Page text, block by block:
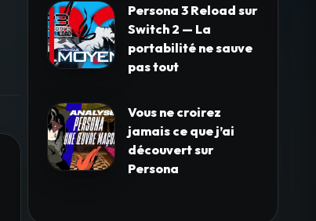
Persona 3 Reload sur
Switch 2 — La
portabilité ne sauve
pas tout
Vous ne croirez
jamais ce que j’ai
découvert sur
Persona